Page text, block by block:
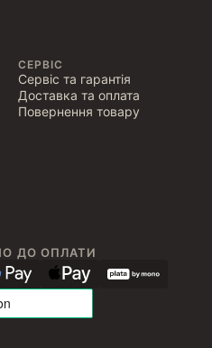
СЕРВІС
Сервіс та гарантія
Доставка та оплата
Повернення товару
ДО ОПЛАТИ